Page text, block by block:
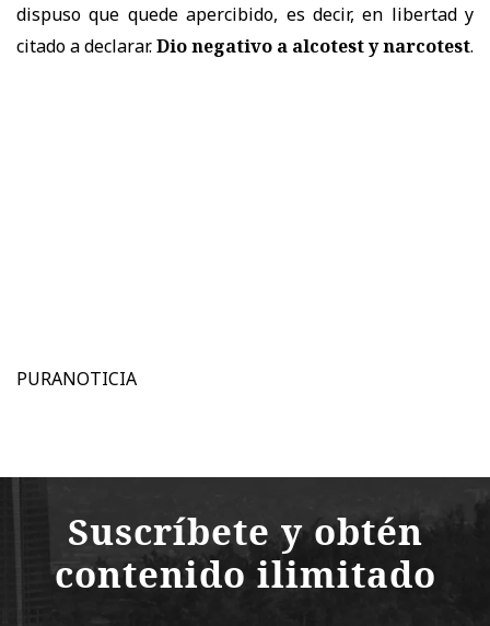
dispuso que quede apercibido, es decir, en libertad y
citado a declarar.Dio negativo a alcotest y narcotest.
PURANOTICIA